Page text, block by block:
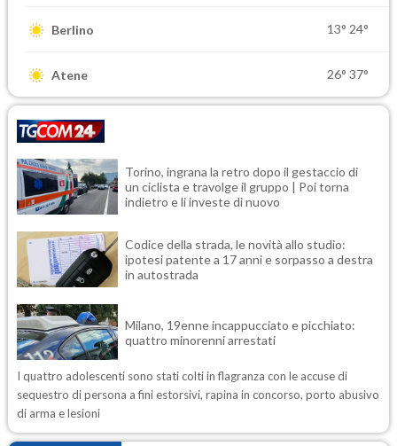
Berlino 13° 24°
Atene 26° 37°
Torino, ingrana la retro dopo il gestaccio di
un ciclista e travolge il gruppo | Poi torna
indietro e li investe di nuovo
Codice della strada, le novità allo studio:
ipotesi patente a 17 anni e sorpasso a destra
in autostrada
Milano, 19enne incappucciato e picchiato:
quattro minorenni arrestati
I quattro adolescenti sono stati colti in flagranza con le accuse di
sequestro di persona a fini estorsivi, rapina in concorso, porto abusivo
di arma e lesioni